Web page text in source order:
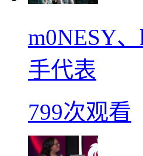
m0NESY
手代表
799次观看